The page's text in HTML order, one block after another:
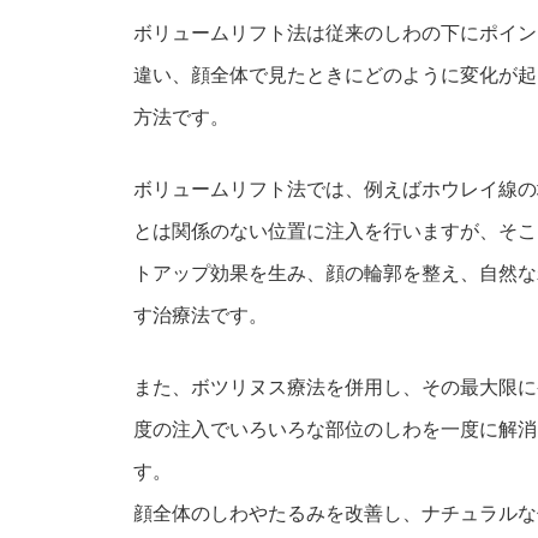
ボリュームリフト法は従来のしわの下にポイ
違い、顔全体で見たときにどのように変化が
方法です。
ボリュームリフト法では、例えばホウレイ線
とは関係のない位置に注入を行いますが、そ
トアップ効果を生み、顔の輪郭を整え、自然
す治療法です。
また、ボツリヌス療法を併用し、その最大限
度の注入でいろいろな部位のしわを一度に解
す。
顔全体のしわやたるみを改善し、ナチュラル